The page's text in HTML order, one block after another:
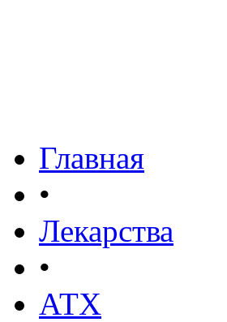
Главная
•
Лекарства
•
АТХ